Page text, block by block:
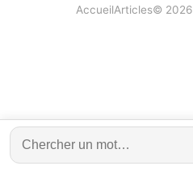
AccueilArticles© 2026